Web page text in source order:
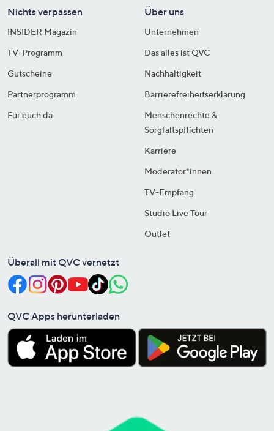
Nichts verpassen
INSIDER Magazin
TV-Programm
Gutscheine
Partnerprogramm
Für euch da
Über uns
Unternehmen
Das alles ist QVC
Nachhaltigkeit
Barrierefreiheitserklärung
Menschenrechte &
Sorgfaltspflichten
Karriere
Moderator*innen
TV-Empfang
Studio Live Tour
Outlet
Überall mit QVC vernetzt
QVC Apps herunterladen